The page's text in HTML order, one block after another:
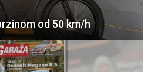
od 50 km/h